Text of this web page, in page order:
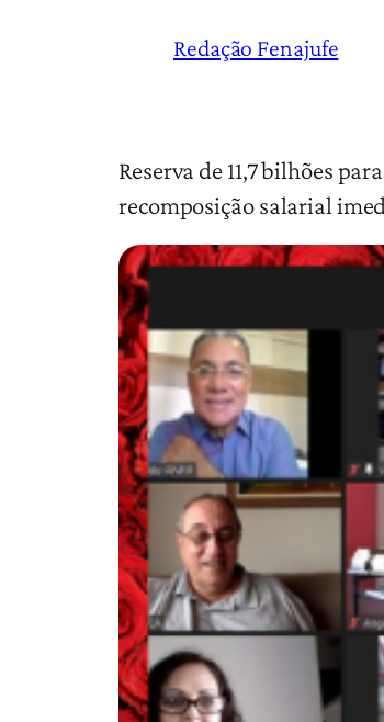
Redação Fenajufe
Reserva de 11,7 bilhões
recomposição salarial